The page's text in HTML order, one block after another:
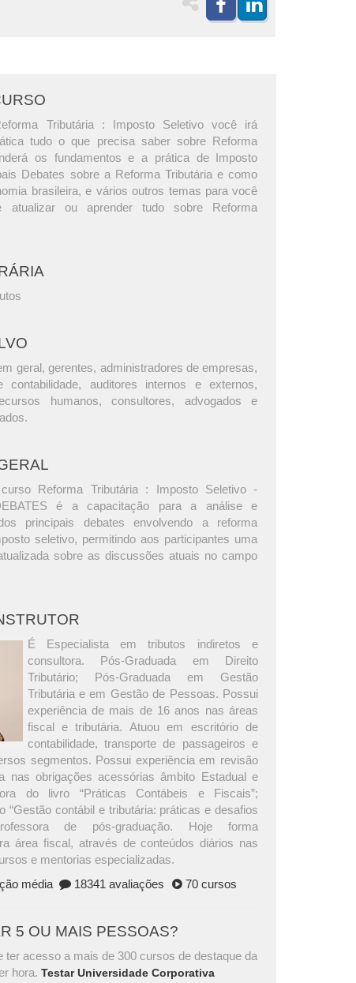
Tributária : Imposto Seletivo você irá
tudo o que precisa saber sobre Reforma
os fundamentos e a prática de Imposto
Debates sobre a Reforma Tributária e como
brasileira, e vários outros temas para você
atualizar ou aprender tudo sobre Reforma
geral, gerentes, administradores de empresas,
contabilidade, auditores internos e externos,
humanos, consultores, advogados e
Reforma Tributária : Imposto Seletivo -
é a capacitação para a análise e
principais debates envolvendo a reforma
seletivo, permitindo aos participantes uma
sobre as discussões atuais no campo
É Especialista em tributos indiretos e
consultora. Pós-Graduada em Direito
Tributário; Pós-Graduada em Gestão
Tributária e em Gestão de Pessoas. Possui
experiência de mais de 16 anos nas áreas
fiscal e tributária. Atuou em escritório de
contabilidade, transporte de passageiros e
segmentos. Possui experiência em revisão
nas obrigações acessórias âmbito Estadual e
do livro “Práticas Contábeis e Fiscais”;
“Gestão contábil e tributária: práticas e desafios
de pós-graduação. Hoje forma
área fiscal, através de conteúdos diários nas
e mentorias especializadas.
média
18341 avaliações 70 cursos
5 OU MAIS PESSOAS?
ter acesso a mais de 300 cursos de destaque da
hora.Testar Universidade Corporativa